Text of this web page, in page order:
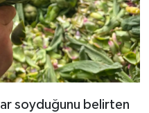
soyduğunu belirten